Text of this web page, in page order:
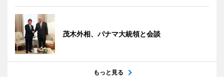
茂木外相、パナマ大統領と会談
もっと見る